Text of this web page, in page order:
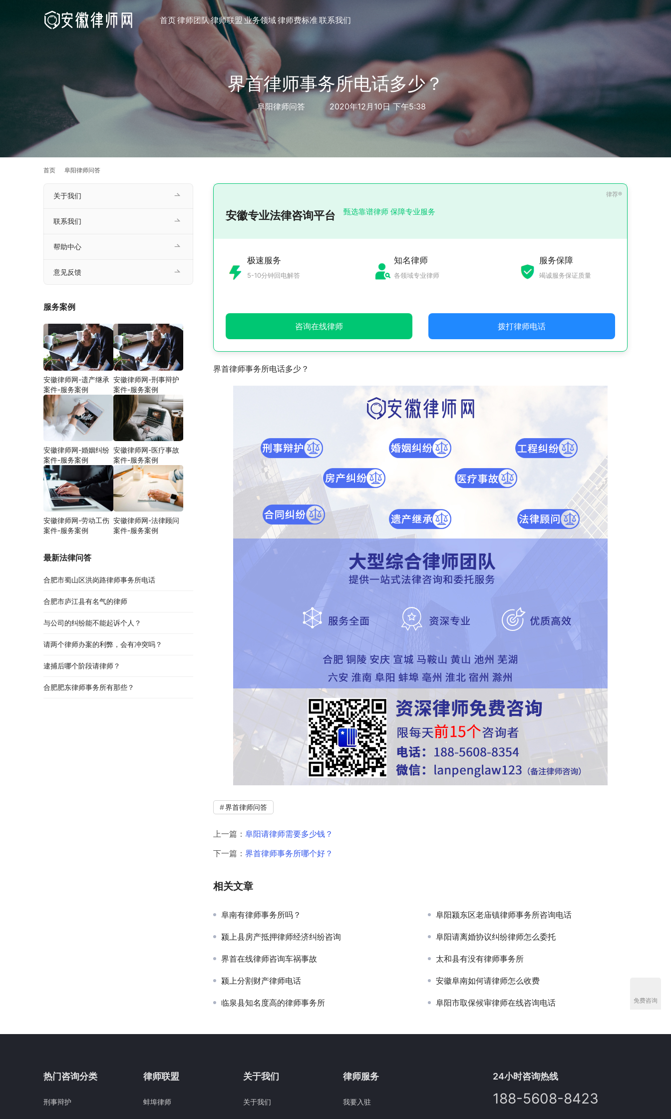
首页律师团队律师联盟业务领域律师费标准联系我们
界首律师事务所电话多少？
阜阳律师问答 2020年12月10日 下午5:38
首页 阜阳律师问答
安徽专业法律咨询平台 甄选靠谱律师 保障专业服务
极速服务
5-10分钟回电解答
知名律师
各领域专业律师
服务保障
竭诚服务保证质量
咨询在线律师 拨打律师电话
界首律师事务所电话多少？
界首律师问答
上一篇： 阜阳请律师需要多少钱？
下一篇： 界首律师事务所哪个好？
相关文章
阜南有律师事务所吗？ 阜阳颍东区老庙镇律师事务所咨询电话
颍上县房产抵押律师经济纠纷咨询 阜阳请离婚协议纠纷律师怎么委托
界首在线律师咨询车祸事故 太和县有没有律师事务所
颍上分割财产律师电话 安徽阜南如何请律师怎么收费
临泉县知名度高的律师事务所 阜阳市取保候审律师在线咨询电话
关于我们
联系我们
帮助中心
意见反馈
服务案例
安徽律师网-遗产继承
案件-服务案例
安徽律师网-刑事辩护
案件-服务案例
安徽律师网-婚姻纠纷
案件-服务案例
安徽律师网-医疗事故
案件-服务案例
安徽律师网-劳动工伤
案件-服务案例
安徽律师网-法律顾问
案件-服务案例
最新法律问答
合肥市蜀山区洪岗路律师事务所电话
合肥市庐江县有名气的律师
与公司的纠纷能不能起诉个人？
请两个律师办案的利弊，会有冲突吗？
逮捕后哪个阶段请律师？
合肥肥东律师事务所有那些？
热门咨询分类
刑事辩护
律师联盟
蚌埠律师
关于我们
关于我们
律师服务
我要入驻
24小时咨询热线
188-5608-8423
免费咨询